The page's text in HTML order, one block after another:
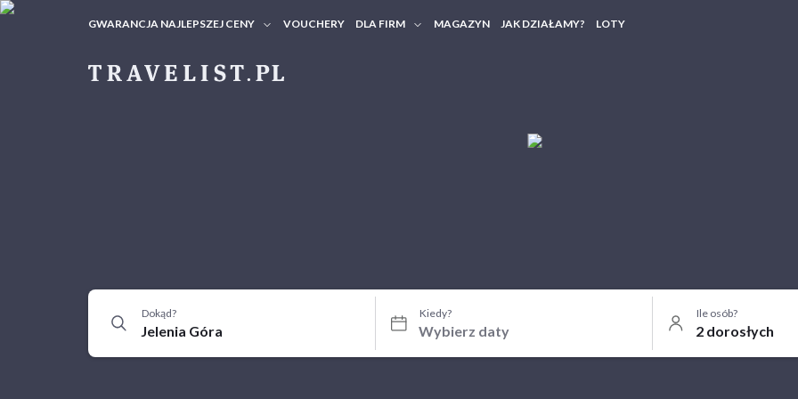
GWARANCJA NAJLEPSZEJ CENY VOUCHERY DLA FIRM MAGAZYN JAK DZIAŁAMY? LOTY
Dokąd? Kiedy? Ile osób?